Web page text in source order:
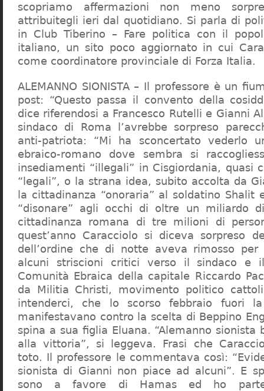
scopriamo affermazioni non meno
attribuitegli ieri dal quotidiano. Si parla di
in Club Tiberino – Fare politica con il
italiano, un sito poco aggiornato in cui
come coordinatore provinciale di Forza Italia.
ALEMANNO SIONISTA – Il professore è un
post: “Questo passa il convento della
dice riferendosi a Francesco Rutelli e Gianni
sindaco di Roma l’avrebbe sorpreso
anti-patriota: “Mi ha sconcertato vederlo
ebraico-romano dove sembra si
insediamenti “illegali” in Cisgiordania, quasi
“legali”, o la strana idea, subito accolta da
la cittadinanza “onoraria” al soldatino Shalit
“disonare” agli occhi di oltre un miliardo
cittadinanza romana di tre milioni di
quest’anno Caracciolo si diceva sorpreso
dell’ordine che di notte aveva rimosso
alcuni striscioni critici verso il sindaco e
Comunità Ebraica della capitale Riccardo
da Militia Christi, movimento politico
intenderci, che lo scorso febbraio fuori
manifestavano contro la scelta di Beppino
spina a sua figlia Eluana. “Alemanno sionista
alla vittoria”, si leggeva. Frasi che
toto. Il professore le commentava così:
sionista di Gianni non piace ad alcuni”. E
sono a favore di Hamas ed ho